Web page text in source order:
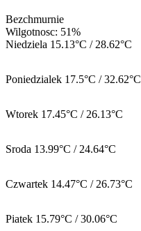
Bezchmurnie
Wilgotnosc: 51%
Niedziela 15.13°C / 28.62°C
Poniedzialek 17.5°C / 32.62°C
Wtorek 17.45°C / 26.13°C
Sroda 13.99°C / 24.64°C
Czwartek 14.47°C / 26.73°C
Piatek 15.79°C / 30.06°C